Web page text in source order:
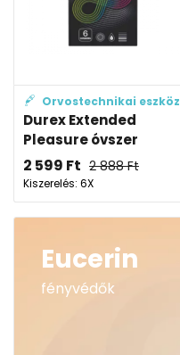
Orvostechnikai eszköz
Durex Extended
Pleasure óvszer
2 599 Ft 2 888Ft
Kiszerelés: 6X
Eucerin
fényvédők